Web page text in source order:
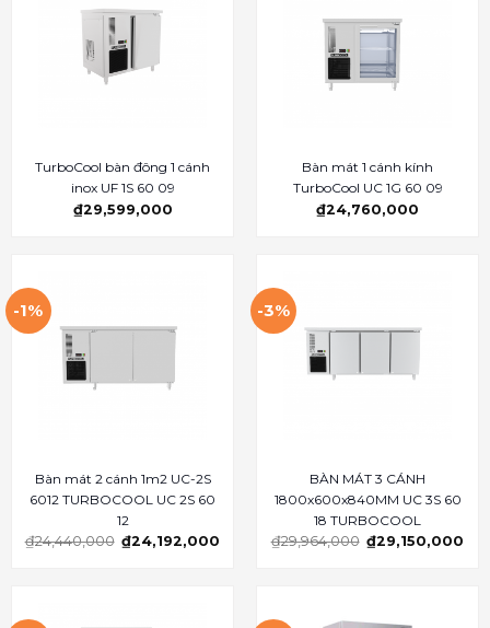
TurboCool bàn đông 1 cánh
inox UF 1S 60 09
₫29,599,000
Bàn mát 1 cánh kính
TurboCool UC 1G 60 09
₫24,760,000
-1%
Bàn mát 2 cánh 1m2 UC-2S
6012 TURBOCOOL UC 2S 60
12
₫24,440,000 ₫24,192,000
-3%
BÀN MÁT 3 CÁNH
1800x600x840MM UC 3S 60
18 TURBOCOOL
₫29,964,000 ₫29,150,000